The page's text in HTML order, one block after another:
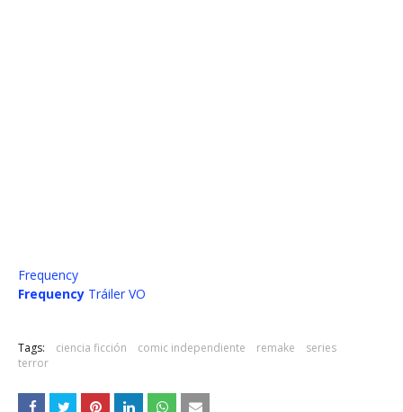
Frequency
Frequency Tráiler VO
Tags: ciencia ficción comic independiente remake
series
terror